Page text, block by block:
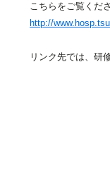
こちらをご覧くださ
http://
リンク先では、研